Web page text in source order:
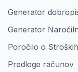
Generator
Generator
Poročilo o Stroških
Predloge računov